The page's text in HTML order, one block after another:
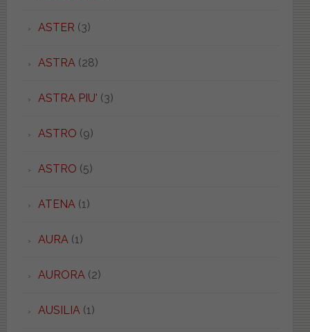
ASTER (3)
ASTRA(28)
ASTRA PIU' (3)
ASTRO (9)
ASTRO (5)
ATENA(1)
AURA(1)
AURORA(2)
AUSILIA(1)